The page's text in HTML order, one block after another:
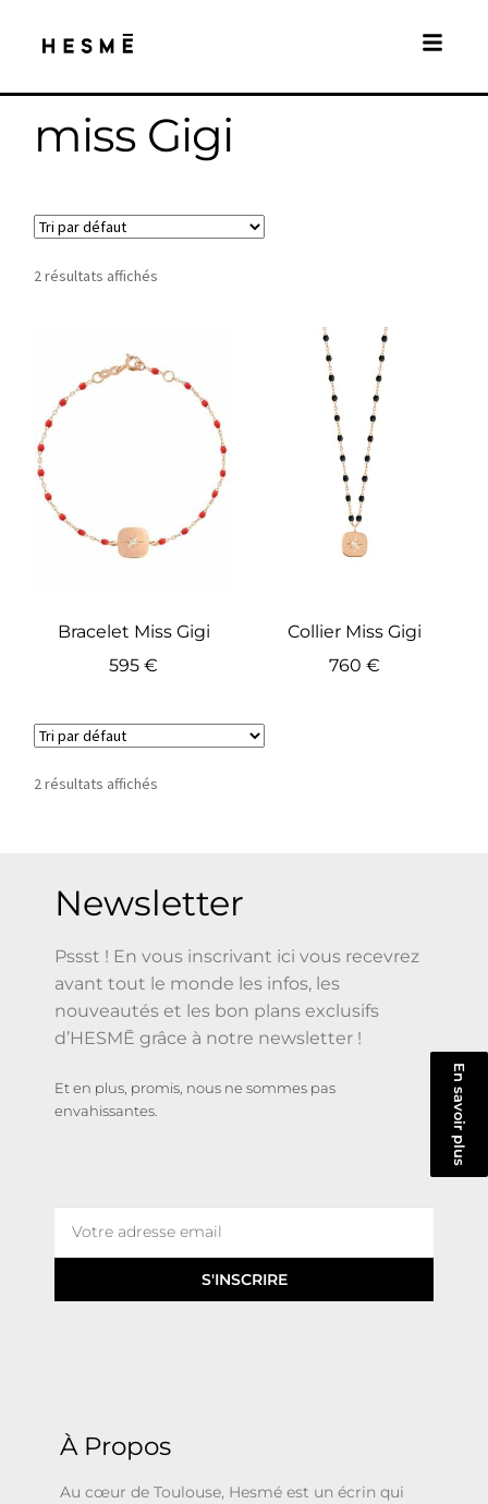
miss Gigi
En savoir plus
2 résultats affichés
Bracelet Miss Gigi
595 €
Collier Miss Gigi
760 €
2 résultats affichés
Newsletter
Pssst ! En vous inscrivant ici vous recevrez
avant tout le monde les infos, les
nouveautés et les bon plans exclusifs
d’HESMĒ grâce à notre newsletter !
Et en plus, promis, nous ne sommes pas
envahissantes.
S'INSCRIRE
À Propos
Au cœur de Toulouse, Hesmé est un écrin qui